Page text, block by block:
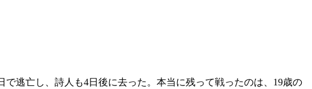
逃亡し、詩人も4日後に去った。本当に残って戦ったのは、19歳の